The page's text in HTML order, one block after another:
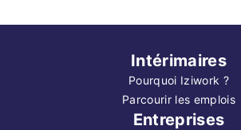
Intérimaires
Pourquoi Iziwork ?
Parcourir les emplois
Entreprises